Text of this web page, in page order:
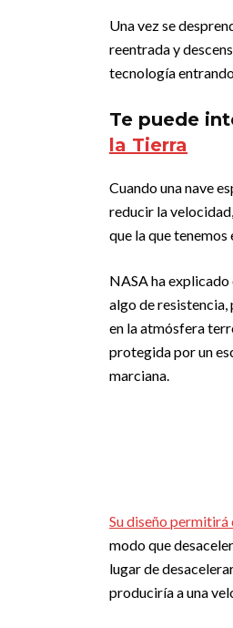
Una vez se
reentrada y
tecnología
Te puede
la Tierra
Cuando una nave
reducir la
que la que
NASA ha
algo de resistencia,
en la atmósfera
protegida por un
marciana.
Su diseño
modo que
lugar de
produciría a una